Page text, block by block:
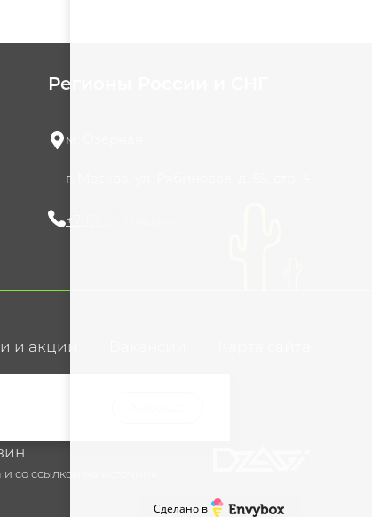
Регионы России и СНГ
м. Озерная
г. Москва, ул. Рябиновая, д. 55, стр. 4
+7 (965) 420-10-10
и акции
ссылкой на источник
Сделано в